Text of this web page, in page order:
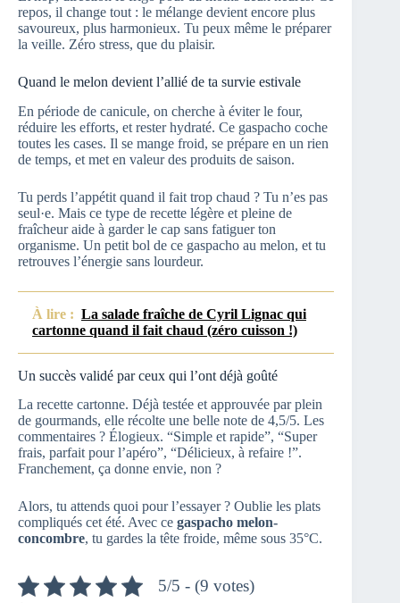
repos, il change tout : le mélange devient encore plus
savoureux, plus harmonieux. Tu peux même le préparer
la veille. Zéro stress, que du plaisir.
Quand le melon devient l’allié de ta survie estivale
En période de canicule, on cherche à éviter le four,
réduire les efforts, et rester hydraté. Ce gaspacho coche
toutes les cases. Il se mange froid, se prépare en un rien
de temps, et met en valeur des produits de saison.
Tu perds l’appétit quand il fait trop chaud ? Tu n’es pas
seul·e. Mais ce type de recette légère et pleine de
fraîcheur aide à garder le cap sans fatiguer ton
organisme. Un petit bol de ce gaspacho au melon, et tu
retrouves l’énergie sans lourdeur.
À lire : La salade fraîche de Cyril Lignac qui
cartonne quand il fait chaud (zéro cuisson !)
Un succès validé par ceux qui l’ont déjà goûté
La recette cartonne. Déjà testée et approuvée par plein
de gourmands, elle récolte une belle note de 4,5/5. Les
commentaires ? Élogieux. “Simple et rapide”, “Super
frais, parfait pour l’apéro”, “Délicieux, à refaire !”.
Franchement, ça donne envie, non ?
Alors, tu attends quoi pour l’essayer ? Oublie les plats
compliqués cet été. Avec ce gaspacho melon-
concombre, tu gardes la tête froide, même sous 35°C.
5/5 - (9 votes)